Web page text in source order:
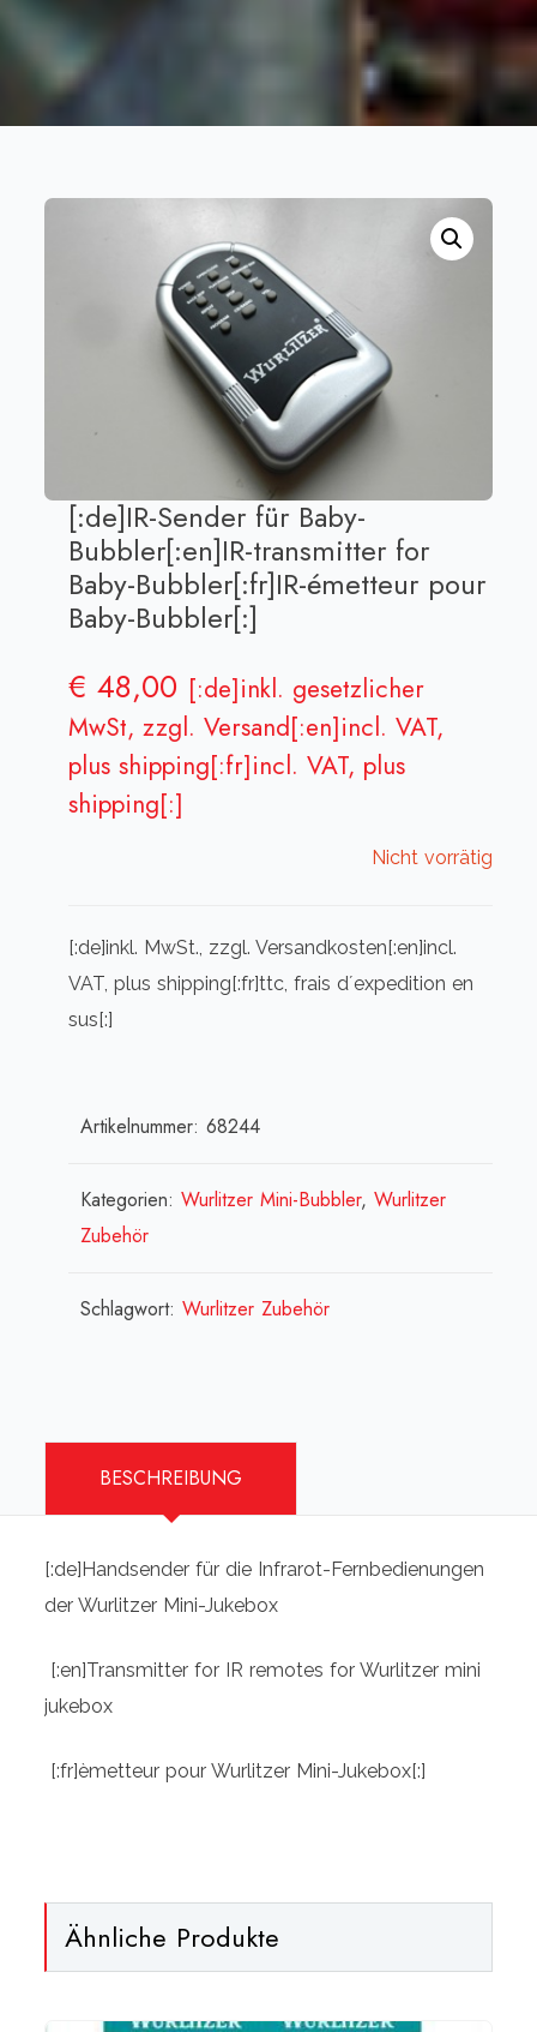
[:de]IR-Sender für Baby-
Bubbler[:en]IR-transmitter for
Baby-Bubbler[:fr]IR-émetteur pour
Baby-Bubbler[:]
€ 48,00 [:de]inkl. gesetzlicher
MwSt, zzgl. Versand[:en]incl. VAT,
plus shipping[:fr]incl. VAT, plus
shipping[:]
Nicht vorrätig
[:de]inkl. MwSt., zzgl. Versandkosten[:en]incl.
VAT, plus shipping[:fr]ttc, frais d´expedition en
sus[:]
Artikelnummer:68244
Kategorien:Wurlitzer Mini-Bubbler,Wurlitzer
Zubehör
Schlagwort:Wurlitzer Zubehör
BESCHREIBUNG
[:de]Handsender für die Infrarot-Fernbedienungen
der Wurlitzer Mini-Jukebox
[:en]Transmitter for IR remotes for Wurlitzer mini
jukebox
[:fr]èmetteur pour Wurlitzer Mini-Jukebox[:]
Ähnliche Produkte